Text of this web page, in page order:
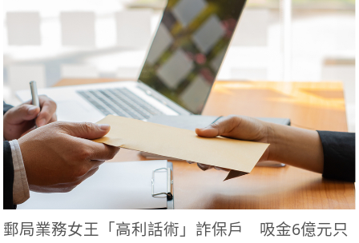
郵局業務女王「高利話術」詐保戶 吸金6億元只